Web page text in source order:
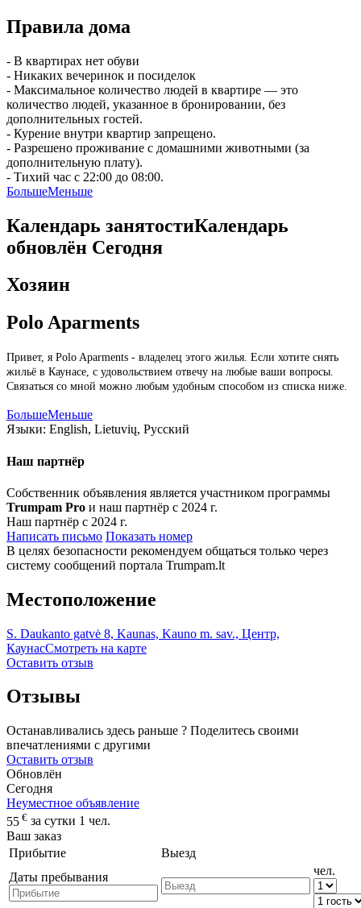
Правила дома
- В квартирах нет обуви
- Никаких вечеринок и посиделок
- Максимальное количество людей в квартире — это
количество людей, указанное в бронировании, без
дополнительных гостей.
- Курение внутри квартир запрещено.
- Разрешено проживание с домашними животными (за
дополнительную плату).
- Тихий час с 22:00 до 08:00.
БольшеМеньше
Календарь занятостиКалендарь
обновлён Сегодня
Хозяин
Polo Aparments
Привет, я Polo Aparments - владелец этого жилья. Если хотите снять
жильё в Каунасе, с удовольствием отвечу на любые ваши вопросы.
Связаться со мной можно любым удобным способом из списка ниже.
БольшеМеньше
Языки: English, Lietuvių, Русский
Наш партнёр
Собственник объявления является участником программы
Trumpam Pro и наш партнёр с 2024 г.
Наш партнёр с 2024 г.
Написать письмо Показать номер
В целях безопасности рекомендуем общаться только через
систему сообщений портала Trumpam.lt
Местоположение
S. Daukanto gatvė 8, Kaunas, Kauno m. sav., Центр,
КаунасСмотреть на карте
Оставить отзыв
Отзывы
Останавливались здесь раньше ? Поделитесь своими
впечатлениями с другими
Оставить отзыв
Обновлён
Сегодня
Неуместное объявление
55 € за сутки 1 чел.
Ваш заказ
Прибытие
Выезд
Даты пребывания
чел.